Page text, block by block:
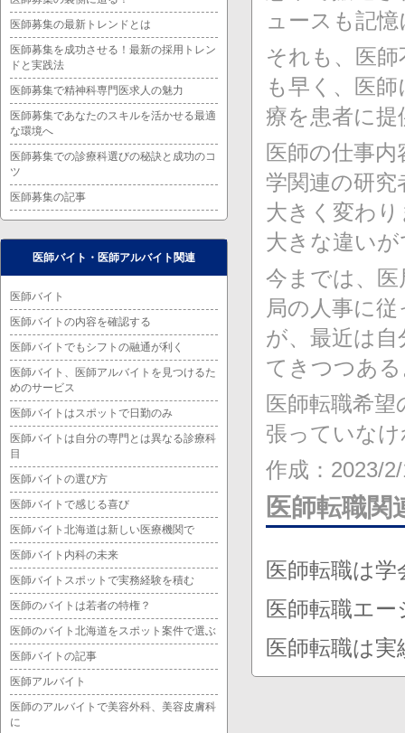
ュースも記
それも、医
も早く、医
療を患者に
医師の仕事
学関連の研
大きく変わ
大きな違い
今までは、
局の人事に
が、最近は
てきつつあ
医師転職希
張っていな
作成：2023/
医師転職関
医師転職は
医師転職エ
医師転職は
医師募集の最新トレンドとは
医師募集を成功させる！最新の採用トレン
ドと実践法
医師募集で精神科専門医求人の魅力
医師募集であなたのスキルを活かせる最適
な環境へ
医師募集での診療科選びの秘訣と成功のコ
ツ
医師募集の記事
医師バイト・医師アルバイト関連
医師バイト
医師バイトの内容を確認する
医師バイトでもシフトの融通が利く
医師バイト、医師アルバイトを見つけるた
めのサービス
医師バイトはスポットで日勤のみ
医師バイトは自分の専門とは異なる診療科
目
医師バイトの選び方
医師バイトで感じる喜び
医師バイト北海道は新しい医療機関で
医師バイト内科の未来
医師バイトスポットで実務経験を積む
医師のバイトは若者の特権？
医師のバイト北海道をスポット案件で選ぶ
医師バイトの記事
医師アルバイト
医師のアルバイトで美容外科、美容皮膚科
に